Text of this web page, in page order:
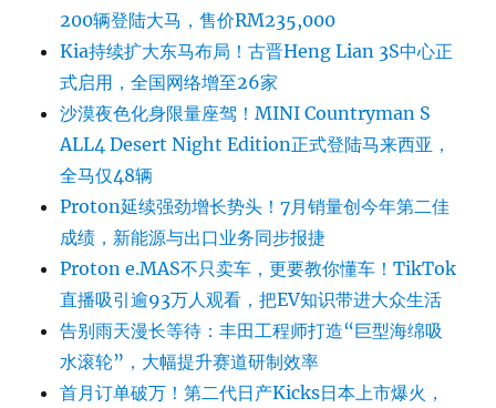
200辆登陆大马，售价RM235,000
Kia持续扩大东马布局！古晋Heng Lian 3S中心正
式启用，全国网络增至26家
沙漠夜色化身限量座驾！MINI Countryman S
ALL4 Desert Night Edition正式登陆马来西亚，
全马仅48辆
Proton延续强劲增长势头！7月销量创今年第二佳
成绩，新能源与出口业务同步报捷
Proton e.MAS不只卖车，更要教你懂车！TikTok
直播吸引逾93万人观看，把EV知识带进大众生活
告别雨天漫长等待：丰田工程师打造“巨型海绵吸
水滚轮”，大幅提升赛道研制效率
首月订单破万！第二代日产Kicks日本上市爆火，